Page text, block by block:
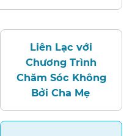
Liên Lạc với
Chương Trình
Chăm Sóc Không
Bởi Cha Mẹ​​